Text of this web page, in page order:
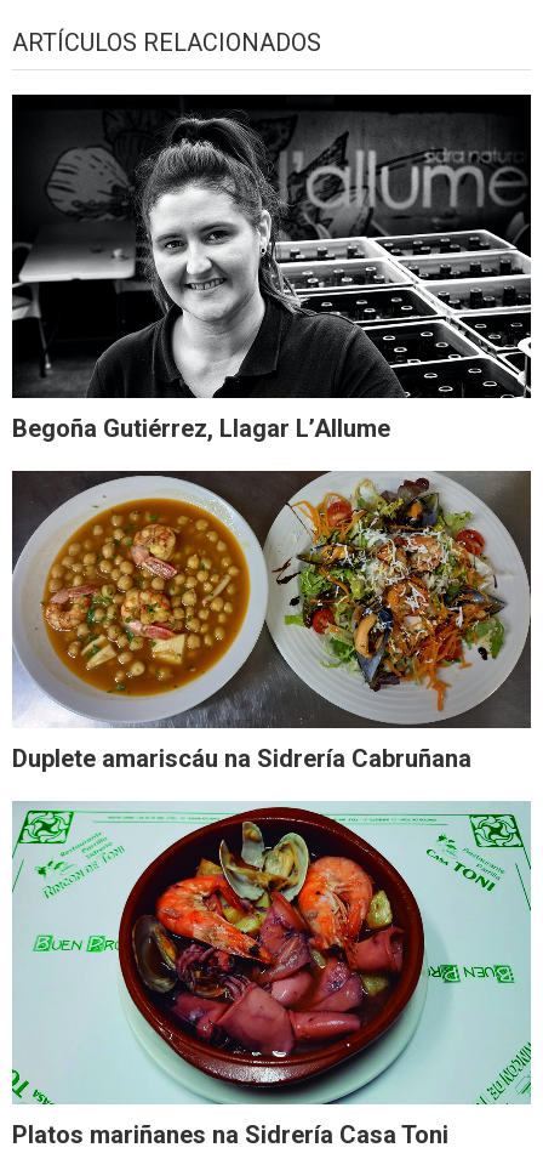
ARTÍCULOS RELACIONADOS
Begoña Gutiérrez, Llagar L’Allume
Duplete amariscáu na Sidrería Cabruñana
Platos mariñanes na Sidrería Casa Toni